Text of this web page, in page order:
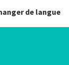
de langue